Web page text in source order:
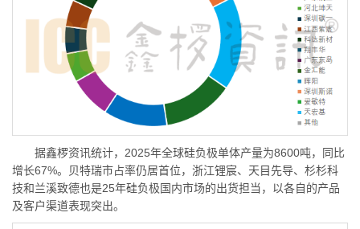
据鑫椤资讯统计，2025年全球硅负极单体产量为8600吨，同比
增长67%。贝特瑞市占率仍居首位，浙江锂宸、天目先导、杉杉科
技和兰溪致德也是25年硅负极国内市场的出货担当，以各自的产品
及客户渠道表现突出。